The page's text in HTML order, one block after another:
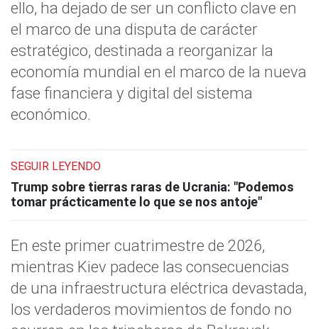
ello, ha dejado de ser un conflicto clave en
el marco de una disputa de carácter
estratégico, destinada a reorganizar la
economía mundial en el marco de la nueva
fase financiera y digital del sistema
económico.
SEGUIR LEYENDO
Trump sobre tierras raras de Ucrania: "Podemos
tomar prácticamente lo que se nos antoje"
En este primer cuatrimestre de 2026,
mientras Kiev padece las consecuencias
de una infraestructura eléctrica devastada,
los verdaderos movimientos de fondo no